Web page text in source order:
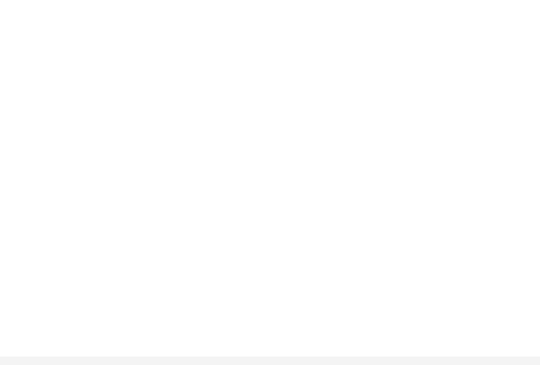
nhà giao dịch kỷ luật, cách xác định niềm tin của
từ đó đưa ra các dự báo chính xác về tương lai nhằm
cho bản thân hoặc đem tiền của bạn cho những
thực hiện hành vi đó sẽ được quyết định bởi nhiều
ít liên quan đến thị trường.